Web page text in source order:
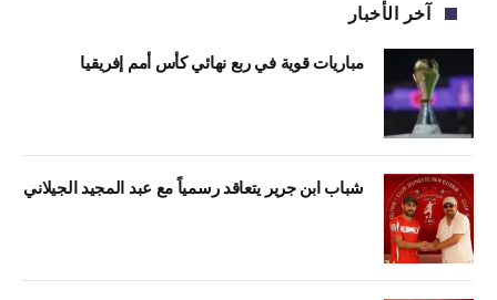
آخر الأخبار
مباريات قوية في ربع نهائي كأس أمم إفريقيا
شباب ابن جرير يتعاقد رسمياً مع عبد المجيد الجيلاني